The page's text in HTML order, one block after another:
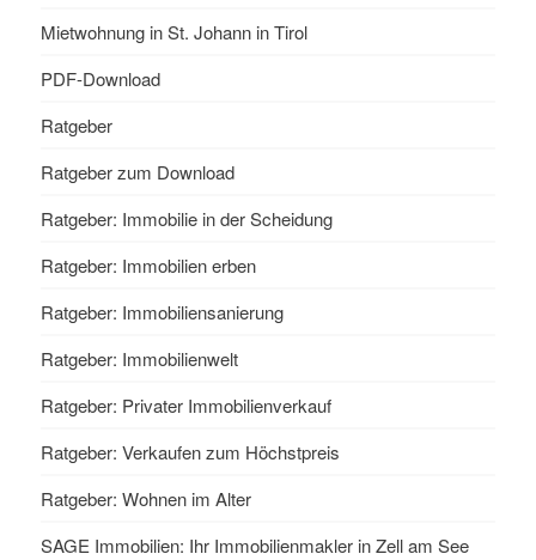
Mietwohnung in St. Johann in Tirol
PDF-Download
Ratgeber
Ratgeber zum Download
Ratgeber: Immobilie in der Scheidung
Ratgeber: Immobilien erben
Ratgeber: Immobiliensanierung
Ratgeber: Immobilienwelt
Ratgeber: Privater Immobilienverkauf
Ratgeber: Verkaufen zum Höchstpreis
Ratgeber: Wohnen im Alter
SAGE Immobilien: Ihr Immobilienmakler in Zell am See